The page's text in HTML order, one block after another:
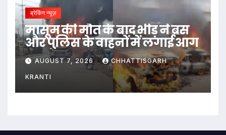
ब्रेकिंग न्यूज़
मासूम की मौत के बाद भीड़ ने बस
और पुलिस के वाहनों में लगाई आग
AUGUST 7, 2026 CHHATTISGARH
KRANTI